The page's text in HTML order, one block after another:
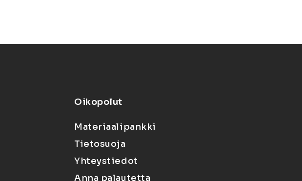
Oikopolut
Materiaalipankki
Tietosuoja
Yhteystiedot
Anna palautetta